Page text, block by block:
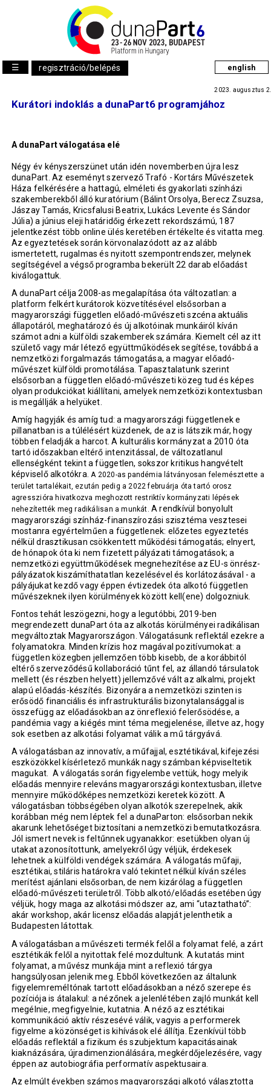
☰ regisztráció/belépés english
2023. augusztus
Kurátori indoklás a dunaPart6 programjához
A dunaPart válogatása elé
Négy év kényszerszünet után idén novemberben újra lesz
dunaPart. Az eseményt szervező Trafó - Kortárs Művészetek
Háza felkérésére a hattagú, elméleti és gyakorlati színházi
szakemberekből álló kuratórium (Bálint Orsolya, Berecz Zsuzsa,
Jászay Tamás, Kricsfalusi Beatrix, Lukács Levente és Sándor
Júlia) a június eleji határidőig érkezett rekordszámú, 187
jelentkezést több online ülés keretében értékelte és vitatta meg.
Az egyeztetések során körvonalazódott az az alább
ismertetett, rugalmas és nyitott szempontrendszer, melynek
segítségével a végső programba bekerült 22 darab előadást
kiválogattuk.
A dunaPart célja 2008-as megalapítása óta változatlan: a
platform felkért kurátorok közvetítésével elsősorban a
magyarországi független előadó-művészeti szcéna aktuális
állapotáról, meghatározó és új alkotóinak munkáiról kíván
számot adni a külföldi szakemberek számára. Kiemelt cél az itt
születő vagy már létező együttműködések segítése, továbbá a
nemzetközi forgalmazás támogatása, a magyar előadó-
művészet külföldi promotálása. Tapasztalatunk szerint
elsősorban a független előadó-művészeti közeg tud és képes
olyan produkciókat kiállítani, amelyek nemzetközi kontextusban
is megállják a helyüket.
Amíg hagyják és amíg tud: a magyarországi függetlenek e
pillanatban is a túlélésért küzdenek, de az is látszik már, hogy
többen feladják a harcot. A kulturális kormányzat a 2010 óta
tartó időszakban eltérő intenzitással, de változatlanul
ellenségként tekint a független, sokszor kritikus hangvételt
képviselő alkotókra. A 2020-as pandémia látványosan felemésztette a
terület tartalékait, ezután pedig a 2022 februárja óta tartó orosz
agresszióra hivatkozva meghozott restriktív kormányzati lépések
nehezítették meg radikálisan a munkát.A rendkívül bonyolult
magyarországi színház-finanszírozási szisztéma vesztesei
mostanra egyértelműen a függetlenek: előzetes egyeztetés
nélkül drasztikusan csökkentett működési támogatás; elnyert,
de hónapok óta ki nem fizetett pályázati támogatások; a
nemzetközi együttműködések megnehezítése az EU-s önrész-
pályázatok kiszámíthatatlan kezelésével és korlátozásával - a
pályájukat kezdő vagy éppen évtizedek óta alkotó független
művészeknek ilyen körülmények között kell(ene) dolgozniuk.
Fontos tehát leszögezni, hogy a legutóbbi, 2019-ben
megrendezett dunaPart óta az alkotás körülményei radikálisan
megváltoztak Magyarországon. Válogatásunk reflektál ezekre a
folyamatokra. Minden krízis hoz magával pozitívumokat: a
független közegben jellemzően több kisebb, de a korábbitól
eltérő szerveződésű kollaboráció tűnt fel, az állandó társulatok
mellett (és részben helyett) jellemzővé vált az alkalmi, projekt
alapú előadás-készítés. Bizonyára a nemzetközi szinten is
erősödő financiális és infrastrukturális bizonytalansággal is
összefügg az előadásokban az önreflexió felerősödése, a
pandémia vagy a kiégés mint téma megjelenése, illetve az, hogy
sok esetben az alkotási folyamat válik a mű tárgyává.
A válogatásban az innovatív, a műfajjal, esztétikával, kifejezési
eszközökkel kísérletező munkák nagy számban képviseltetik
magukat. A válogatás során figyelembe vettük, hogy melyik
előadás mennyire releváns magyarországi kontextusban, illetve
mennyire működőképes nemzetközi keretek között. A
válogatásban többségében olyan alkotók szerepelnek, akik
korábban még nem léptek fel a dunaParton: elsősorban nekik
akarunk lehetőséget biztosítani a nemzetközi bemutatkozásra.
Jól ismert nevek is feltűnnek ugyanakkor: esetükben olyan új
utakat azonosítottunk, amelyekről úgy véljük, érdekesek
lehetnek a külföldi vendégek számára. A válogatás műfaji,
esztétikai, stiláris határokra való tekintet nélkül kíván széles
merítést ajánlani elsősorban, de nem kizárólag a független
előadó-művészeti területről. Több alkotó/előadás esetében úgy
véljük, hogy maga az alkotási módszer az, ami “utaztatható”:
akár workshop, akár licensz előadás alapját jelenthetik a
Budapesten látottak.
A válogatásban a művészeti termék felől a folyamat felé, a zárt
esztétikák felől a nyitottak felé mozdultunk. A kutatás mint
folyamat, a művész munkája mint a reflexió tárgya
hangsúlyosan jelenik meg. Ebből következően az általunk
figyelemreméltónak tartott előadásokban a néző szerepe és
pozíciója is átalakul: a nézőnek a jelenlétében zajló munkát kell
megélnie, megfigyelnie, kutatnia. A néző az esztétikai
kommunikáció aktív részesévé válik, vagyis a performerek
figyelme a közönséget is kihívások elé állítja. Ezenkívül több
előadás reflektál a fizikum és szubjektum kapacitásainak
kiaknázására, újradimenzionálására, megkérdőjelezésére, vagy
éppen az autobiográfia performatív aspektusaira.
Az elmúlt években számos magyarországi alkotó választotta